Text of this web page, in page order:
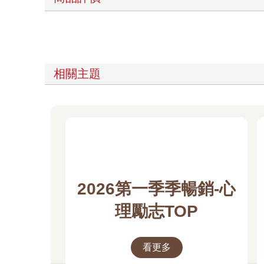
相關主題
2026第一季季暢銷-心
理勵志TOP
看更多